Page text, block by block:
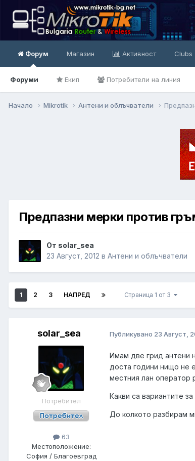
Форум
Форуми Екип Потребители на линия
Магазин Активност Clubs
Начало Mikrotik Антени и облъчватели
Предпазни мерки против
От solar_sea
23 Август, 2012 в Антени и облъчватели
1 2 3 НАПРЕД Страница 1 от 3
solar_sea
Потребител
63
Местоположение:
София / Благоевград
Публикувано 23 Август,
Имам две грид антени
доста години нищо не
местния лан оператор
Какви са вариантите
До колкото разбирам